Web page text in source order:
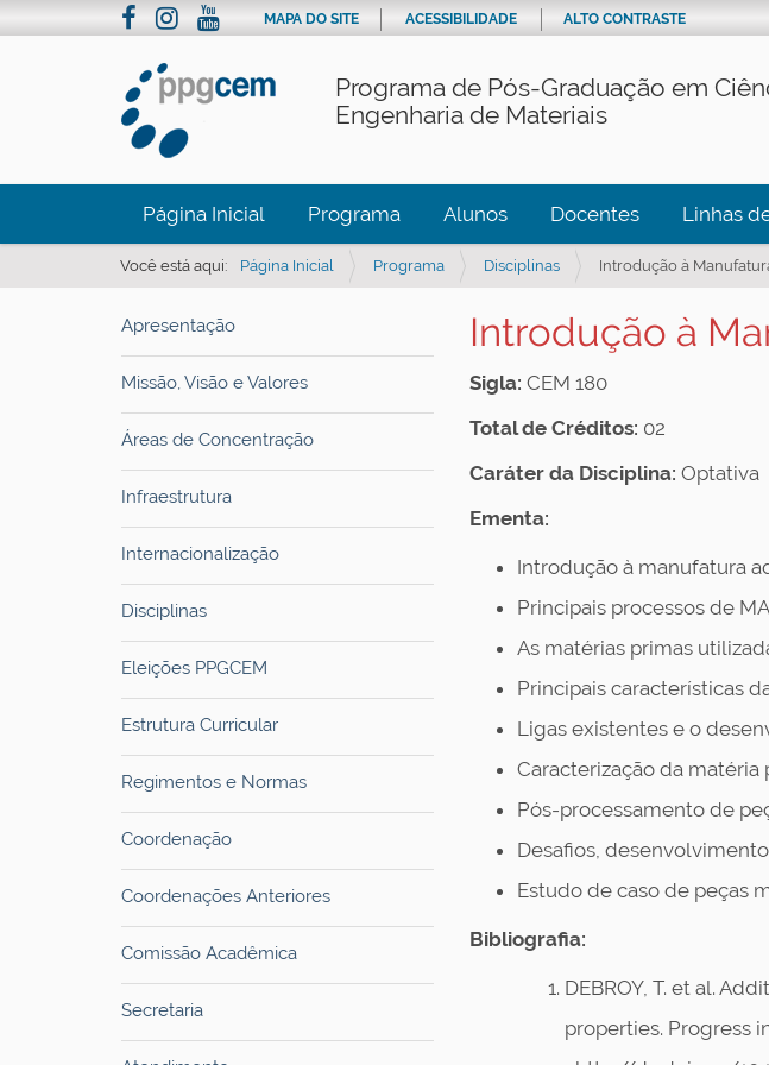
Programa de Pós-Graduação em
Engenharia de Materiais
MAPA DO SITE ACESSIBILIDADE ALTO CONTRASTE
Página Inicial Programa Alunos Docentes Linhas
Você está aqui: Página Inicial Programa Disciplinas Introdução à
Apresentação
Missão, Visão e Valores
Áreas de Concentração
Infraestrutura
Internacionalização
Disciplinas
Eleições PPGCEM
Estrutura Curricular
Regimentos e Normas
Coordenação
Coordenações Anteriores
Comissão Acadêmica
Secretaria
Introdução à
Sigla: CEM 180
Total de Créditos: 02
Caráter da Disciplina: Optativa
Ementa:
Introdução à manufatura
Principais processos de
As matérias primas
Principais características
Ligas existentes e o
Caracterização da matéria
Pós-processamento de
Desafios,
Estudo de caso de peças
Bibliografia:
DEBROY, T. et al.
properties. Progress